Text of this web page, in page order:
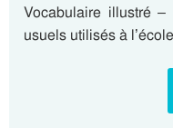
Vocabulaire illustré
usuels utilisés à